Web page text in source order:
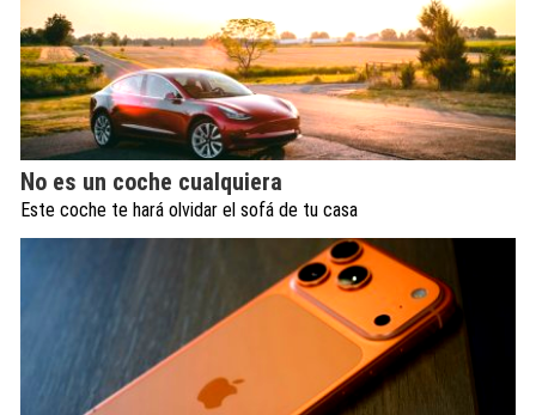
No es un coche cualquiera
Este coche te hará olvidar el sofá de tu casa